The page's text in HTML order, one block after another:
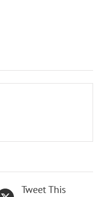
Tweet This